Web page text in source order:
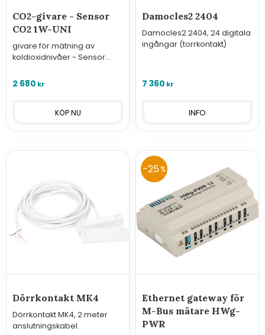
CO2-givare - Sensor
CO2 1W-UNI
givare för mätning av
koldioxidnivåer - Sensor
2 680 kr
Damocles2 2404
Damocles2 2404, 24 digitala
ingångar (torrkontakt)
7 360 kr
INFO
Dörrkontakt MK4
Dörrkontakt MK4, 2 meter
anslutningskabel.
Ethernet gateway för
M-Bus mätare HWg-
PWR
25%